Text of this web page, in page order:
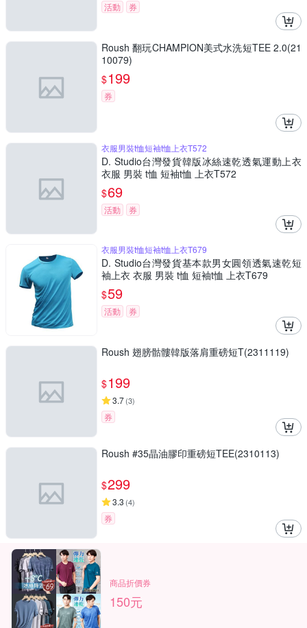
活動 券
Roush 翻玩CHAMPION美式水洗短TEE 2.0(21
10079)
$199
券
衣服男裝t恤短袖t恤上衣T572
D. Studio台灣發貨韓版冰絲速乾透氣運動上衣
衣服 男裝 t恤 短袖t恤 上衣T572
$69
活動 券
衣服男裝t恤短袖t恤上衣T679
D. Studio台灣發貨基本款男女圓領透氣速乾短
袖上衣 衣服 男裝 t恤 短袖t恤 上衣T679
$59
活動 券
Roush 翅膀骷髏韓版落肩重磅短T(2311119)
$199
3.7(3)
券
Roush #35晶油膠印重磅短TEE(2310113)
$299
3.3 (4)
券
商品折價券
150元